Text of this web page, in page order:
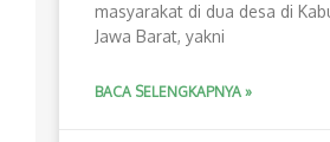
masyarakat di dua desa di
Jawa Barat, yakni
BACA SELENGKAPNYA »